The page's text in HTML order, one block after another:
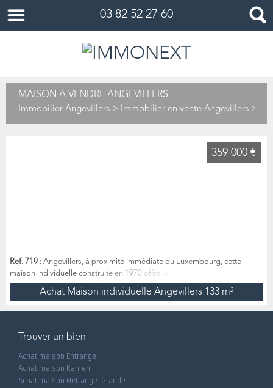
03 82 52 27 60
MAISON À VENDRE ANGEVILLERS
Immobilier Angevillers > Immobilier en vente Angevillers >
Ref. 719 : Angevillers, à proximité immédiate du Luxembourg, cette
maison individuelle construite en 1970 offre un cadre de vie calme et
ouvert, avec une belle luminosité et un terrain généreux. Bien entretenue
au fil des années, elle constitue aujourd’hui une base solide pour un
Achat Maison individuelle Angevillers 133 m²
359 000 €
Trouver un bien
Achat maison Entrange
Achat maison Kanfen
Achat maison Hettange-Grande